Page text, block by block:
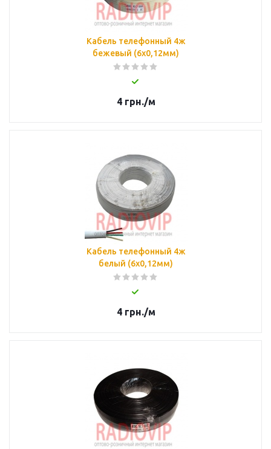
Кабель телефонный 4ж
бежевый (6x0,12мм)
4грн./м
Кабель телефонный 4ж
белый (6x0,12мм)
4грн./м